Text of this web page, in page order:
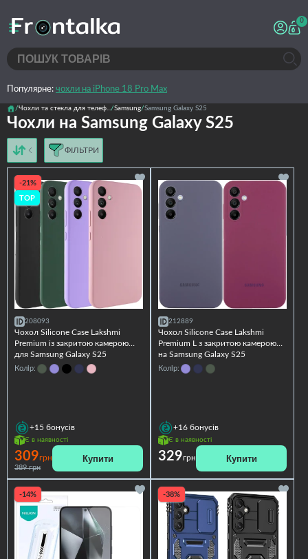
0
Популярне: чохли на iPhone 18 Pro Max
Чохли та стекла для телеф... Samsung Samsung Galaxy S25
Чохли на Samsung Galaxy S25
від дешевих до дорогих
від дорогих до дешевих
за іменем
новинки
ФІЛЬТРИ
-21%
TOP
208093
Чохол Silicone Case Lakshmi
Premium із закритою камерою
для Samsung Galaxy S25
Колір:
+15 бонусів
Є в наявності
309грн
389 грн
Купити
212889
Чохол Silicone Case Lakshmi
Premium L з закритою камерою
на Samsung Galaxy S25
Колір:
+16 бонусів
Є в наявності
329грн Купити
-14% -38%